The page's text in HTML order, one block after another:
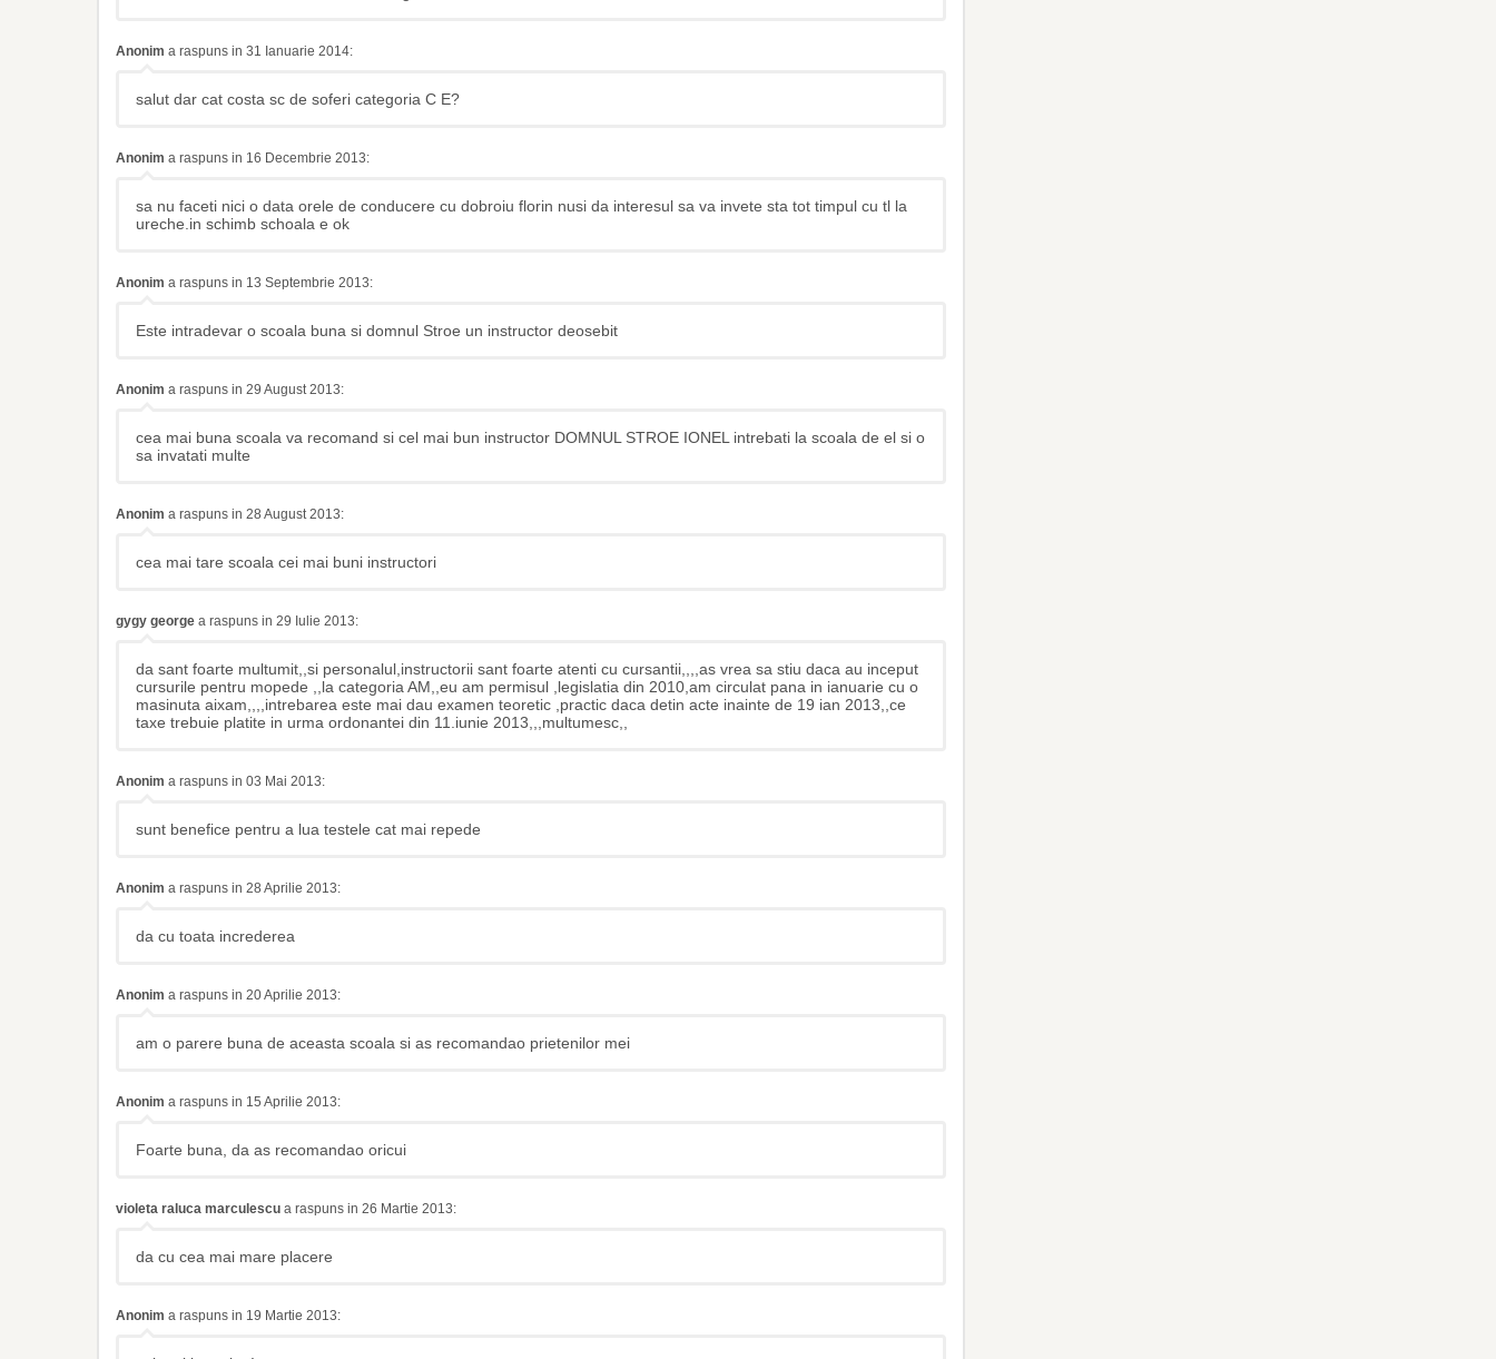
Anonim a raspuns in 31 Ianuarie 2014:
salut dar cat costa sc de soferi categoria C E?
Anonim a raspuns in 16 Decembrie 2013:
sa nu faceti nici o data orele de conducere cu dobroiu florin nusi da interesul sa va invete sta tot timpul cu tl la
ureche.in schimb schoala e ok
Anonim a raspuns in 13 Septembrie 2013:
Este intradevar o scoala buna si domnul Stroe un instructor deosebit
Anonim a raspuns in 29 August 2013:
cea mai buna scoala va recomand si cel mai bun instructor DOMNUL STROE IONEL intrebati la scoala de el si o
sa invatati multe
Anonim a raspuns in 28 August 2013:
cea mai tare scoala cei mai buni instructori
gygy george a raspuns in 29 Iulie 2013:
da sant foarte multumit,,si personalul,instructorii sant foarte atenti cu cursantii,,,,as vrea sa stiu daca au inceput
cursurile pentru mopede ,,la categoria AM,,eu am permisul ,legislatia din 2010,am circulat pana in ianuarie cu o
masinuta aixam,,,,intrebarea este mai dau examen teoretic ,practic daca detin acte inainte de 19 ian 2013,,ce
taxe trebuie platite in urma ordonantei din 11.iunie 2013,,,multumesc,,
Anonim a raspuns in 03 Mai 2013:
sunt benefice pentru a lua testele cat mai repede
Anonim a raspuns in 28 Aprilie 2013:
da cu toata increderea
Anonim a raspuns in 20 Aprilie 2013:
am o parere buna de aceasta scoala si as recomandao prietenilor mei
Anonim a raspuns in 15 Aprilie 2013:
Foarte buna, da as recomandao oricui
violeta raluca marculescu a raspuns in 26 Martie 2013:
da cu cea mai mare placere
Anonim a raspuns in 19 Martie 2013: